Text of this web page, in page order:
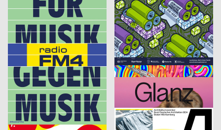
Rundgang HGB Leipzig 2017
Studio Mark Bohle, Apai Alessandro D
2017
The Quick Brown Fox Jumps Over The Lazy Dog
Hess Till CH
2017
Yoga
Frei Tim CH
2017
Fußgänger
derhund.org CH
2017
Tribute to Tom Petty
derhund.org
2017
Marienplatzfest 2017
Hubertus Design, Lopes Orianne, Zimmermann Anne
Miller’s
Hubertus Design
2017
Spektakuli
2017
Architekturnovember 2017